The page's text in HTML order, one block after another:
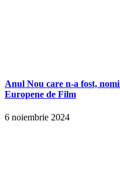
Anul Nou care n-a fost,
Europene de Film
6 noiembrie 2024